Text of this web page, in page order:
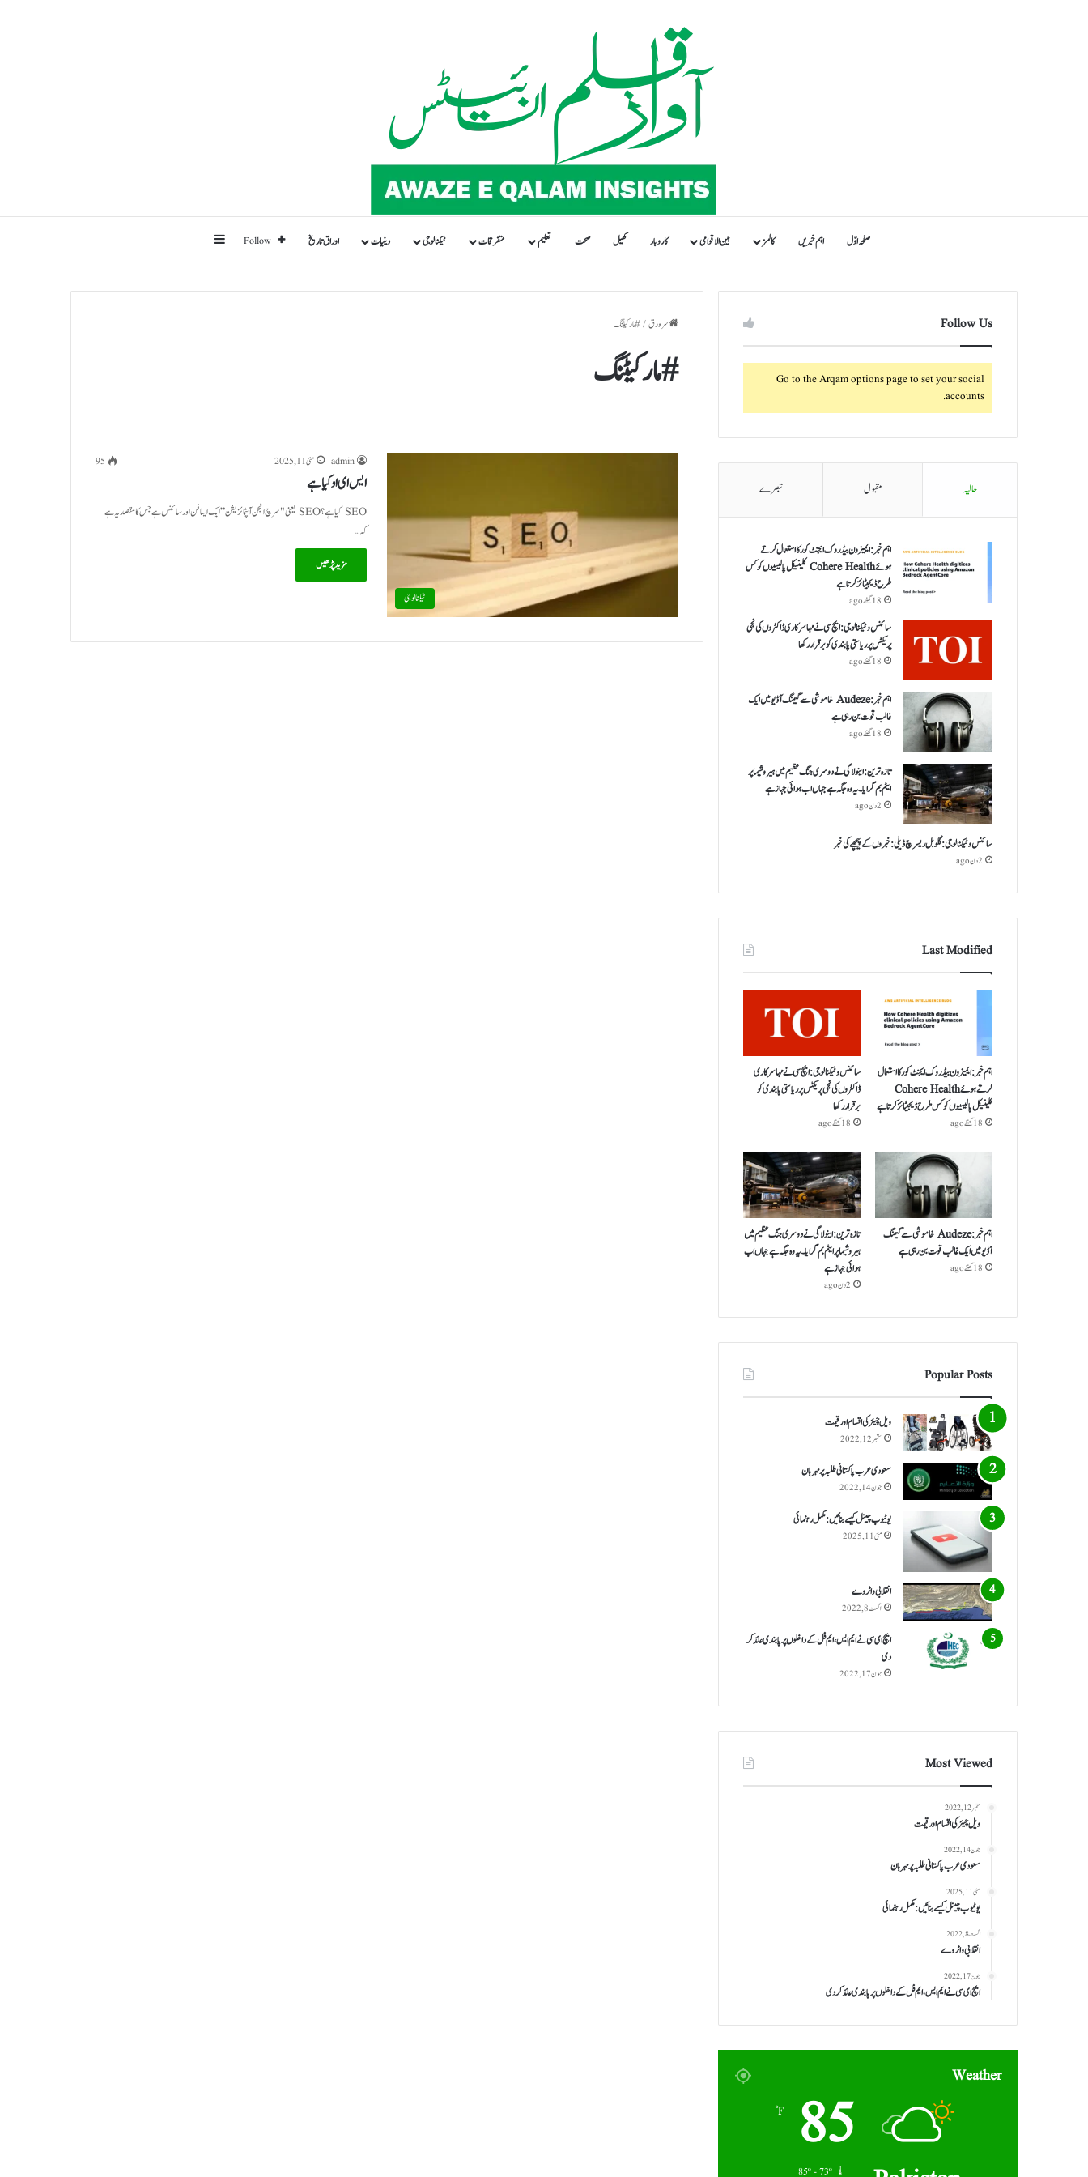
صفحہ اوّل اہم خبریں کالمز بین الاقوامی کاروبار کھیل صحت تعلیم متفرقات ٹیکنالوجی دینیات اوراق تاریخ Follow
سرورق/ #مارکیٹنگ
#مارکیٹنگ
ٹیکنالوجی
admin مئی 11, 2025 95
ایس ای او کیا ہے
SEO کیا ہے؟ SEO یعنی "سرچ انجن آپٹمائزیشن” ایک ایسا فن اور سائنس ہے جس کا مقصد یہ ہے
کہ…
مزید پڑھیں
Follow Us
Go to the Arqam options page to set your social
accounts.
حالیہ مقبول تبصرے
اہم خبر: ایمیزون بیڈروک ایجنٹ کور کا استعمال کرتے
ہوئے Cohere Health کلینیکل پالیسیوں کو کس
طرح ڈیجیٹائز کرتا ہے
18 گھنٹے ago
سائنس و ٹیکنالوجی: ایچ سی نے مہا سرکاری ڈاکٹروں کی نجی
پریکٹس پر ریاستی پابندی کو برقرار رکھا
18 گھنٹے ago
اہم خبر: Audeze خاموشی سے گیمنگ آڈیو میں ایک
غالب قوت بن رہی ہے
18 گھنٹے ago
تازہ ترین: اینولا گی نے دوسری جنگ عظیم میں ہیروشیما پر
ایٹم بم گرایا ۔ یہ وہ جگہ ہے جہاں اب ہوائی جہاز ہے
2 دن ago
سائنس و ٹیکنالوجی: گلوبل ریسرچ ڈیلی: خبروں کے پیچھے کی خبر
2 دن ago
Last Modified
اہم خبر: ایمیزون بیڈروک ایجنٹ کور کا استعمال
کرتے ہوئے Cohere Health
کلینیکل پالیسیوں کو کس طرح ڈیجیٹائز کرتا ہے
18 گھنٹے ago
سائنس و ٹیکنالوجی: ایچ سی نے مہا سرکاری
ڈاکٹروں کی نجی پریکٹس پر ریاستی پابندی کو
برقرار رکھا
18 گھنٹے ago
اہم خبر: Audeze خاموشی سے گیمنگ
آڈیو میں ایک غالب قوت بن رہی ہے
18 گھنٹے ago
تازہ ترین: اینولا گی نے دوسری جنگ عظیم میں
ہیروشیما پر ایٹم بم گرایا ۔ یہ وہ جگہ ہے جہاں اب
ہوائی جہاز ہے
2 دن ago
Popular Posts
ویل چیئر کی اقسام اور قیمت
ستمبر 12, 2022
سعودی عرب پاکستانی طلبہ پر مہربان
جون 14, 2022
یوٹیوب چینل کیسے بنائیں: مکمل رہنمائی
مئی 11, 2025
انقلابی واٹر وے
اگست 8, 2022
ایچ ای سی نے ایم ایس، ایم فل کے داخلوں پر پابندی عائد کر
دی
جون 17, 2022
Most Viewed
ستمبر 12, 2022
ویل چیئر کی اقسام اور قیمت
جون 14, 2022
سعودی عرب پاکستانی طلبہ پر مہربان
مئی 11, 2025
یوٹیوب چینل کیسے بنائیں: مکمل رہنمائی
اگست 8, 2022
انقلابی واٹر وے
جون 17, 2022
ایچ ای سی نے ایم ایس، ایم فل کے داخلوں پر پابندی عائد کر دی
Weather
85
℉
85º - 73º